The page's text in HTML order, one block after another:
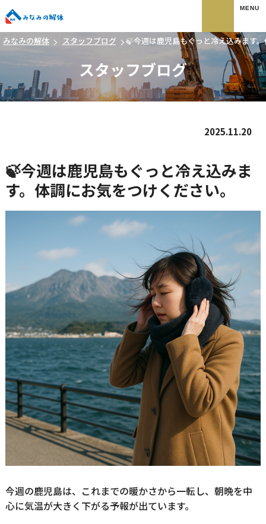
みなみの解体 スタッフブログ 🍃今週は鹿児島もぐっと冷え込みます
スタッフブログ
2025.11.20
🍃今週は鹿児島もぐっと冷え込みま
す。体調にお気をつけください。
今週の鹿児島は、これまでの暖かさから一転し、朝晩を中
心に気温が大きく下がる予報が出ています。